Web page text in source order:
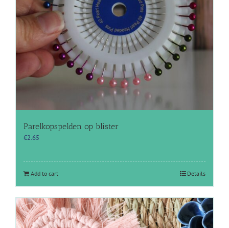
Parelkopspelden op blister
€2.65
Add to cart Details